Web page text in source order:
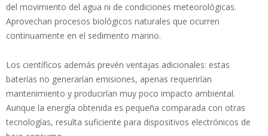
del movimiento del agua ni de condiciones meteorológicas.
Aprovechan procesos biológicos naturales que ocurren
continuamente en el sedimento marino.
Los científicos además prevén ventajas adicionales: estas
baterías no generarían emisiones, apenas requerirían
mantenimiento y producirían muy poco impacto ambiental.
Aunque la energía obtenida es pequeña comparada con otras
tecnologías, resulta suficiente para dispositivos electrónicos de